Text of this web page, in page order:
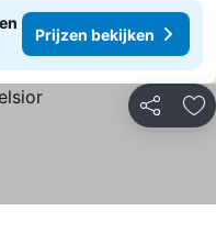
Prijzen bekijken
Delen